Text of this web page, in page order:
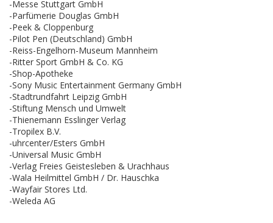
-Messe Stuttgart GmbH
-Parfümerie Douglas GmbH
-Peek & Cloppenburg
-Pilot Pen (Deutschland) GmbH
-Reiss-Engelhorn-Museum Mannheim
-Ritter Sport GmbH & Co. KG
-Shop-Apotheke
-Sony Music Entertainment Germany GmbH
-Stadtrundfahrt Leipzig GmbH
-Stiftung Mensch und Umwelt
-Thienemann Esslinger Verlag
-Tropilex B.V.
-uhrcenter/Esters GmbH
-Universal Music GmbH
-Verlag Freies Geistesleben & Urachhaus
-Wala Heilmittel GmbH / Dr. Hauschka
-Wayfair Stores Ltd.
-Weleda AG